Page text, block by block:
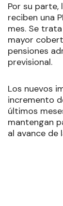
Por su parte,
reciben una
mes. Se
mayor
pensiones
previsional.
Los nuevos
incremento
últimos
mantengan
al avance de